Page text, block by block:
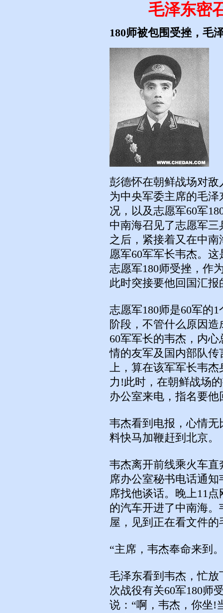
毛泽东密
180师被包围受挫，毛
彭德怀在朝鲜战场对
为中央军委主席的毛
况，以及志愿军60军
中南海召见了志愿军
之后，紧接着又在中
愿军60军军长韦杰。
志愿军180师受挫，作
此时突接要他回国汇
志愿军180师是60军的
阶段，不管什么原因
60军军长的韦杰，内
情的友军及国内部队传
上，算在该军军长韦
力!此时，在朝鲜战场
办公室来电，指名要
韦杰看到电报，心情
料快马加鞭赶到北京。
韦杰离开前线乘火车
席办公室秘书电话通
席找他谈话。晚上11
的汽车开进了中南海
屋，见到正在看文件
“主席，韦杰奉命来到
毛泽东看到韦杰，忙
次战役有关60军180师
说：“啊，韦杰，你坐!